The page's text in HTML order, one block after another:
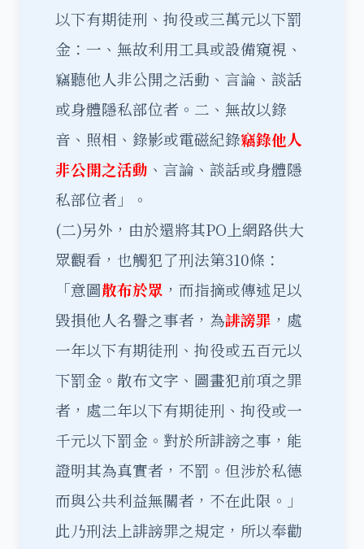
以下有期徒刑、拘役或三萬元以下罰
金：一、無故利用工具或設備窺視、
竊聽他人非公開之活動、言論、談話
或身體隱私部位者。二、無故以錄
音、照相、錄影或電磁紀錄竊錄他人
非公開之活動 、言論、談話或身體隱
私部位者」。
(二)另外，由於還將其PO上網路供大
眾觀看，也觸犯了刑法第310條：
「意圖散布於眾 ，而指摘或傳述足以
毀損他人名譽之事者，為誹謗罪 ，處
一年以下有期徒刑、拘役或五百元以
下罰金。散布文字、圖畫犯前項之罪
者，處二年以下有期徒刑、拘役或一
千元以下罰金。對於所誹謗之事，能
證明其為真實者，不罰。但涉於私德
而與公共利益無關者，不在此限。」
此乃刑法上誹謗罪之規定，所以奉勸